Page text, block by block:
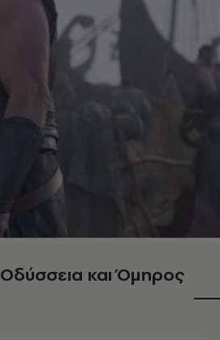
και Όμηρος